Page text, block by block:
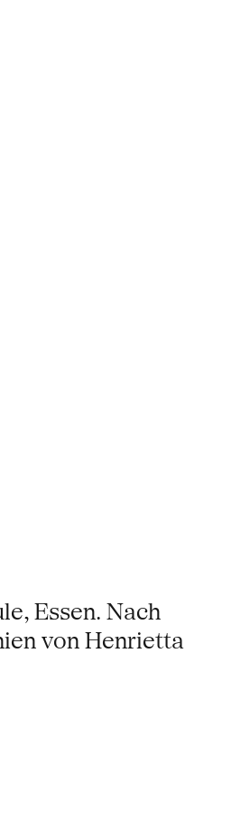
Essen. Nach
von Henrietta